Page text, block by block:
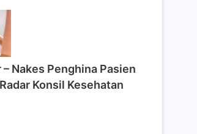
– Nakes Penghina Pasien
Konsil Kesehatan